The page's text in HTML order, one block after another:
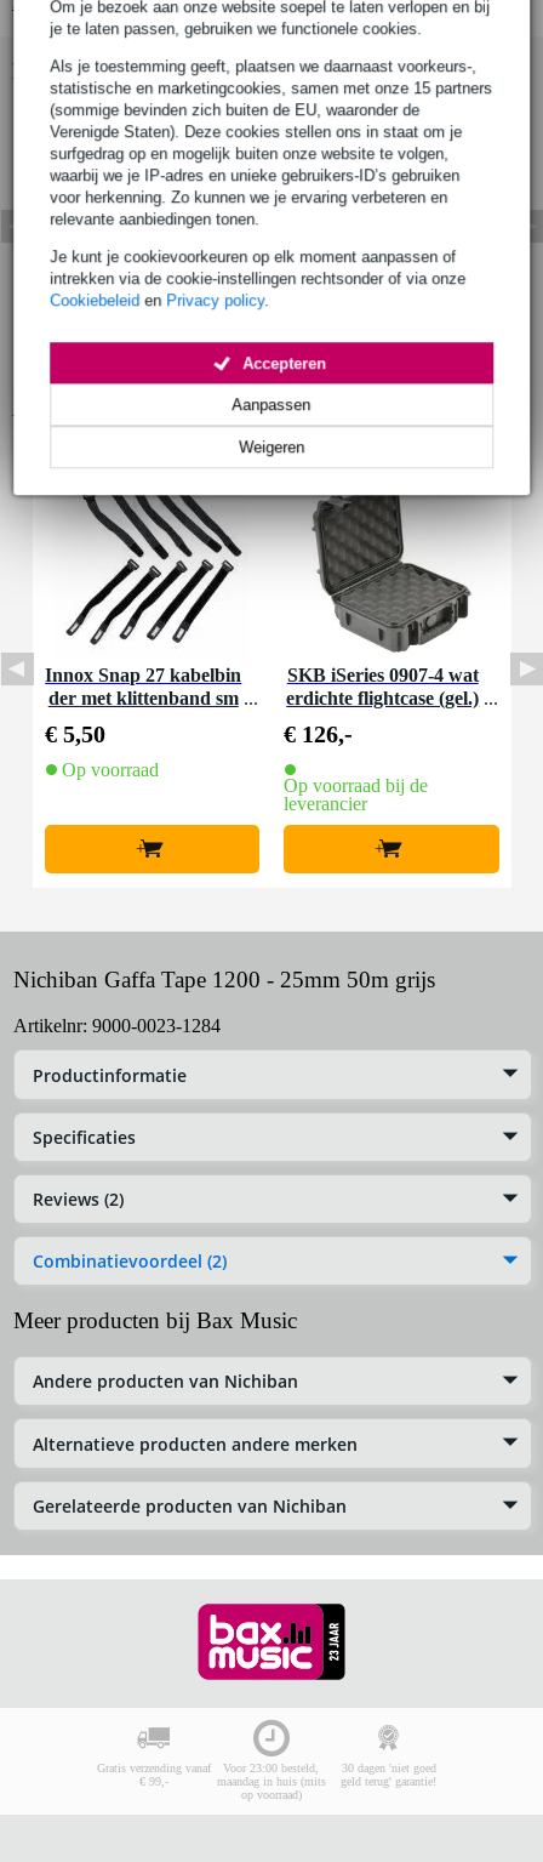
Om je bezoek aan onze website soepel te laten verlopen en bij
je te laten passen, gebruiken we functionele cookies.
Als je toestemming geeft, plaatsen we daarnaast voorkeurs-,
statistische en marketingcookies, samen met onze 15 partners
(sommige bevinden zich buiten de EU, waaronder de
Verenigde Staten). Deze cookies stellen ons in staat om je
surfgedrag op en mogelijk buiten onze website te volgen,
waarbij we je IP-adres en unieke gebruikers-ID’s gebruiken
voor herkenning. Zo kunnen we je ervaring verbeteren en
relevante aanbiedingen tonen.
Je kunt je cookievoorkeuren op elk moment aanpassen of
intrekken via de cookie-instellingen rechtsonder of via onze
Cookiebeleid en Privacy policy.
Weigeren
Aanpassen
Accepteren
Bekijk ook eens (4)
Innox Snap 27 kabelbin
der met klittenband sm
€ 5,50
Op voorraad
+
SKB iSeries 0907-4 wat
erdichte flightcase (gel.)
€ 126,-
Op voorraad bij de
leverancier
+
Nichiban Gaffa Tape 1200 - 25mm 50m grijs
Artikelnr: 9000-0023-1284
Productinformatie
Specificaties
Reviews (2)
Combinatievoordeel (2)
Meer producten bij Bax Music
Andere producten van Nichiban
Alternatieve producten andere merken
Gerelateerde producten van Nichiban
Gratis verzending vanaf
€ 99,-
Voor 23:00 besteld,
maandag in huis (mits
op voorraad)
30 dagen 'niet goed
geld terug' garantie!